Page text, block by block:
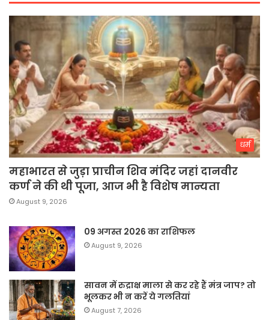
धर्म
महाभारत से जुड़ा प्राचीन शिव मंदिर जहां दानवीर
कर्ण ने की थी पूजा, आज भी है विशेष मान्यता
August 9, 2026
09 अगस्त 2026 का राशिफल
August 9, 2026
सावन में रुद्राक्ष माला से कर रहे हैं मंत्र जाप? तो
भूलकर भी न करें ये गलतियां
August 7, 2026